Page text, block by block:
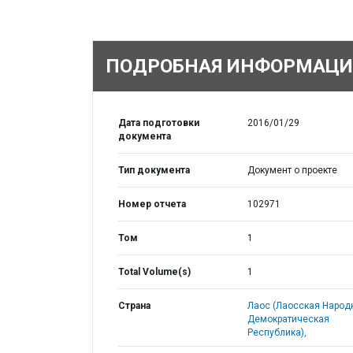
ПОДРОБНАЯ
Дата подготовки
документа
2016/01/29
Тип документа Документ о проекте
Номер отчета 102971
Том 1
Total Volume(s) 1
Страна
Лаос (Лаосская
Демократическая
Республика),